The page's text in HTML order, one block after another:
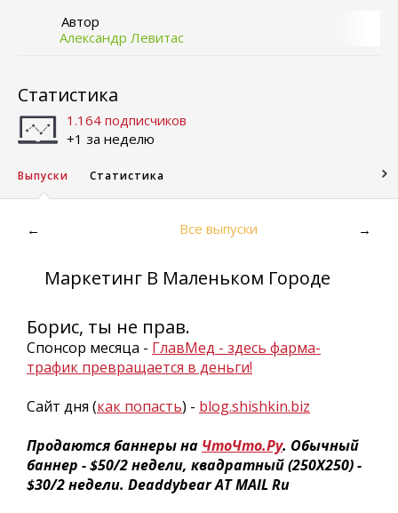
Автор
Александр Левитас
Статистика
1.164 подписчиков
+1 за неделю
Выпуски Статистика
← Все выпуски →
Маркетинг В Маленьком Городе
Борис, ты не прав.
Спонсор месяца - ГлавМед - здесь фарма-
трафик превращается в деньги!
Сайт дня (как попасть) - blog.shishkin.biz
Продаются баннеры на ЧтоЧто.Ру. Обычный
баннер - $50/2 недели, квадратный (250Х250) -
$30/2 недели. Deaddybear AT MAIL Ru